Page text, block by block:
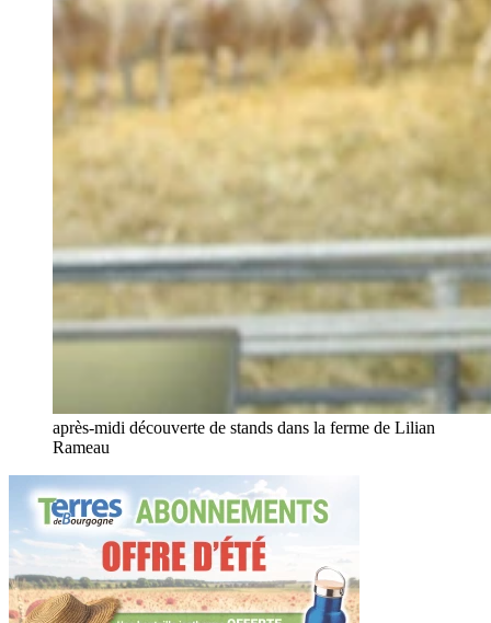
après-midi découverte de stands dans la ferme de Lilian
Rameau